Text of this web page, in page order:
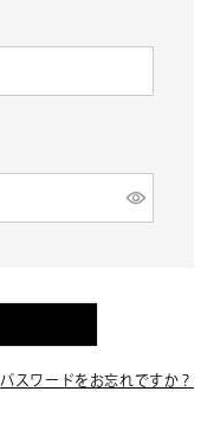
パスワードをお忘れですか？